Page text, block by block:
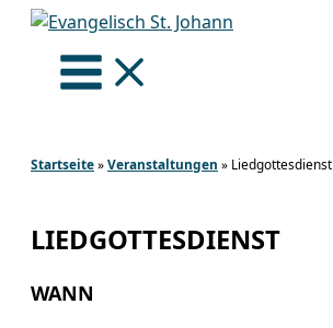
Zum
springen
Startseite»Veranstaltungen » Liedgottesdienst
LIEDGOTTESDIENST
WANN